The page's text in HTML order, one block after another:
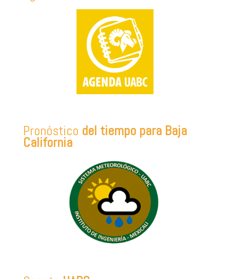
Pronóstico del tiempo para Baja
California